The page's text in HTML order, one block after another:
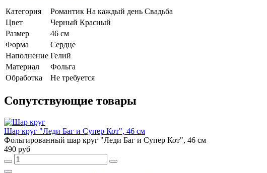
Категория Романтик На каждый день Свадьба
Цвет
Черный Красный
Размер
46 см
Форма
Сердце
Наполнение Гелий
Материал
Фольга
Обработка
Не требуется
Сопутствующие товары
Шар круг "Леди Баг и Супер Кот", 46 см
Фольгированный шар круг "Леди Баг и Супер Кот", 46 см
490 руб